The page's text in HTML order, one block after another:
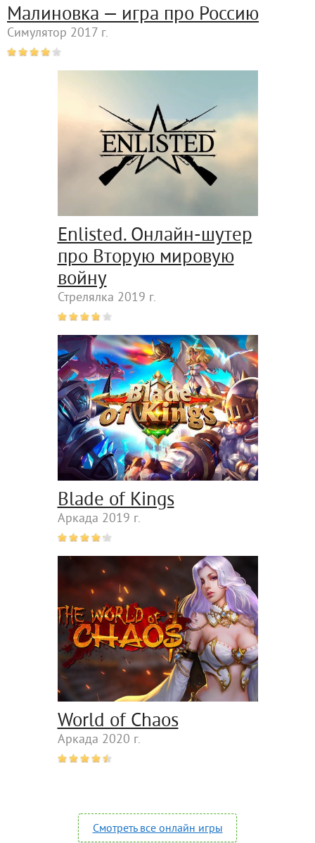
Малиновка — игра про Россию
Симулятор 2017 г.
Enlisted. Онлайн-шутер
про Вторую мировую
войну
Стрелялка 2019 г.
Blade of Kings
Аркада 2019 г.
World of Chaos
Аркада 2020 г.
Смотреть все онлайн игры